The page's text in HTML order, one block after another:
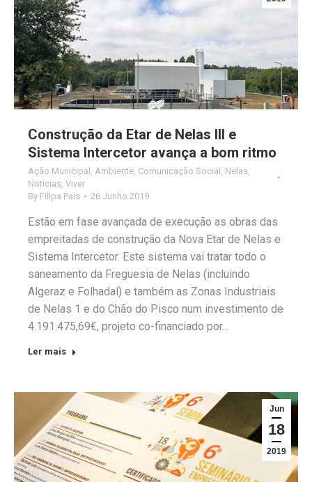
Construção da Etar de Nelas III e
Sistema Intercetor avança a bom ritmo
Ação Municipal Ambiente Comunicação Social Nelas
Notícias Viver
By Filipa Pais 26 Junho 2019
Estão em fase avançada de execução as obras das
empreitadas de construção da Nova Etar de Nelas e
Sistema Intercetor. Este sistema vai tratar todo o
saneamento da Freguesia de Nelas (incluindo
Algeraz e Folhadal) e também as Zonas Industriais
de Nelas 1 e do Chão do Pisco num investimento de
4.191.475,69€, projeto co-financiado por…
Ler mais
Jun
18
2019